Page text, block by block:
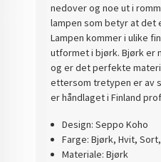
nedover og noe ut i
lampen som betyr at det
Lampen kommer i ulike
utformet i bjørk. Bjørk er
og er det perfekte
ettersom tretypen er av
er håndlaget i Finland
Design: Seppo Koho
Farge: Bjørk, Hvit,
Materiale: Bjørk